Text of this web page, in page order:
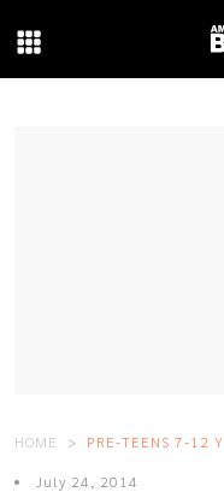
HOME PRE-TEENS 7-12 Y
July 24, 2014